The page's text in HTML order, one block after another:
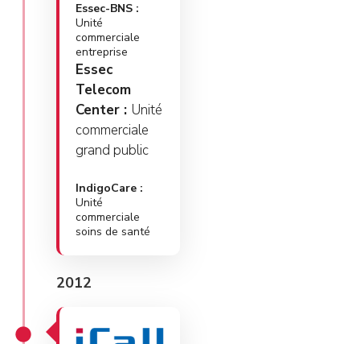
Essec-BNS :
Unité
commerciale
entreprise
Essec
Telecom
Center : Unité
commerciale
grand public
IndigoCare :
Unité
commerciale
soins de santé
2012